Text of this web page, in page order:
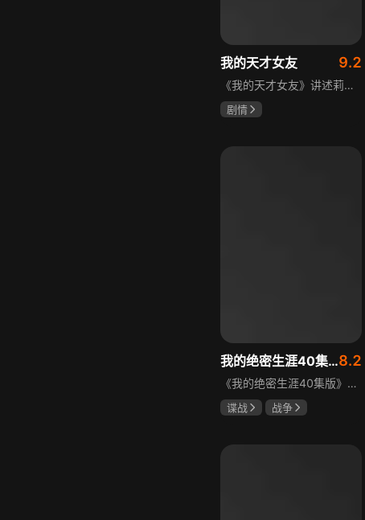
我的天才女友 9.2
《我的天才女友》讲述莉拉和莱侬这对好朋友的童年与少年时代。故事从友情开始，描绘女性友情的微妙变化——她们相互支持、妒忌和猜疑，又不断向外拓展，在与外部世界的试探中为自己塑形。莉拉聪明漂亮，莱侬羡慕她的天赋与决断力，两人都视对方为隐秘镜子，暗暗角力，展现女性成长中的复杂关系与自我探寻。
剧情
我的绝密生涯40集版8.2
《我的绝密生涯40集版》以1931年东北为背景，苏联特使引发暗杀行动，商人关郁达卷入被重伤失踪，妻子谭梓君带家人在新京安顿。八年后关郁达打入日本特务机关为我党提供情报，与谭梓君相遇却因身份不能相认，谭梓君心中充满怀疑。
谍战
战争